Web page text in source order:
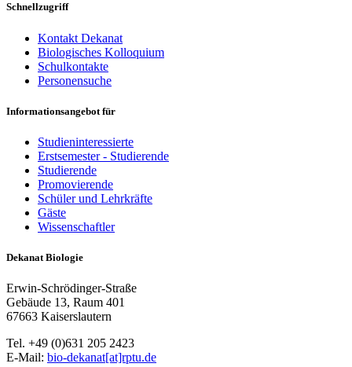
Schnellzugriff
Kontakt Dekanat
Biologisches Kolloquium
Schulkontakte
Personensuche
Informationsangebot für
Studieninteressierte
Erstsemester - Studierende
Studierende
Promovierende
Schüler und Lehrkräfte
Gäste
Wissenschaftler
Dekanat Biologie
Erwin-Schrödinger-Straße
Gebäude 13, Raum 401
67663 Kaiserslautern
Tel. +49 (0)631 205 2423
E-Mail: bio-dekanat[at]rptu.de